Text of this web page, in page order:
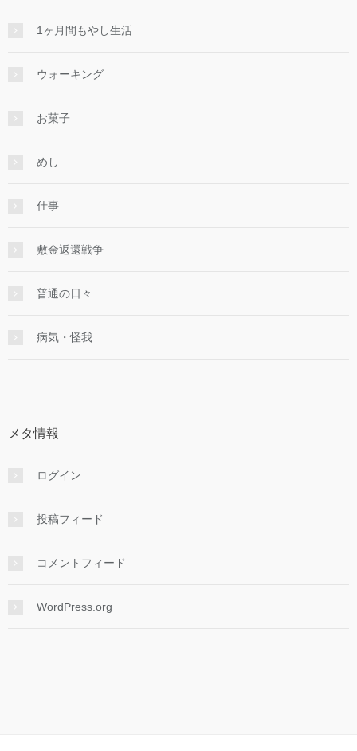
1ヶ月間もやし生活
ウォーキング
お菓子
めし
仕事
敷金返還戦争
普通の日々
病気・怪我
メタ情報
ログイン
投稿フィード
コメントフィード
WordPress.org